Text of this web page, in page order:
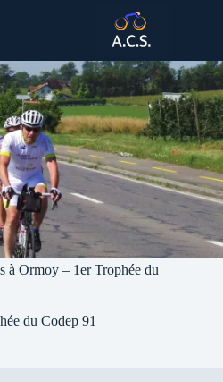
à Ormoy – 1er Trophée du
du Codep 91